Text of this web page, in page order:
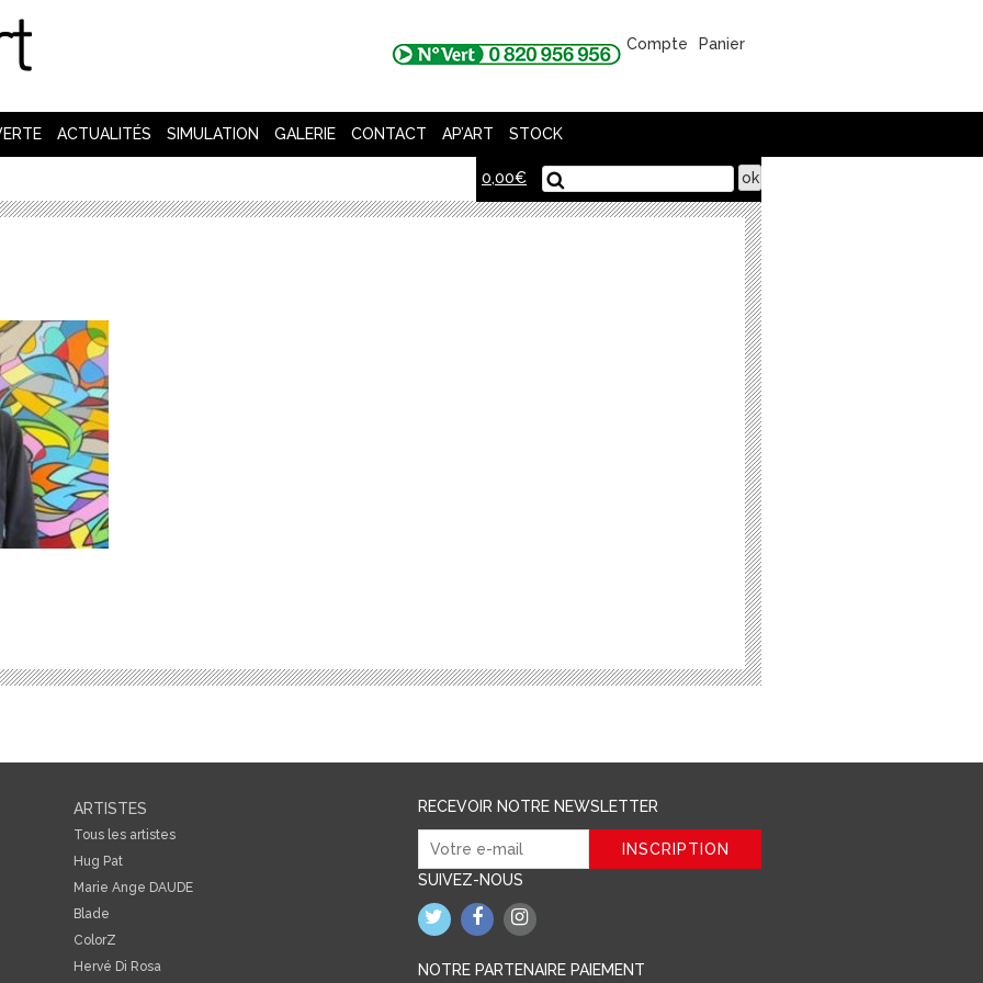
Compte Panier
ACTUALITÉS SIMULATION GALERIE CONTACT AP’ART STOCK
0,00€
ARTISTES
Tous les artistes
Hug Pat
Marie Ange DAUDE
Blade
ColorZ
Hervé Di Rosa
RECEVOIR NOTRE NEWSLETTER
SUIVEZ-NOUS
NOTRE PARTENAIRE PAIEMENT